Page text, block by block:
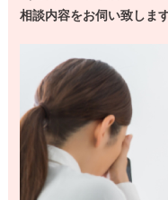
相談内容をお伺い致します